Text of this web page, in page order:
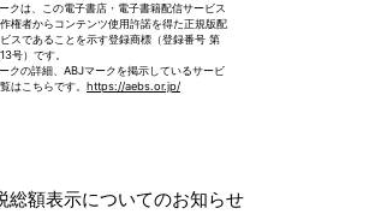
クは、この電子書店・電子書籍配信サービス
権者からコンテンツ使用許諾を得た正規版配
スであることを示す登録商標（登録番号 第
号）です。
クの詳細、ABJマークを掲示しているサービ
はこちらです。 https://aebs.or.jp/
総額表示についてのお知らせ